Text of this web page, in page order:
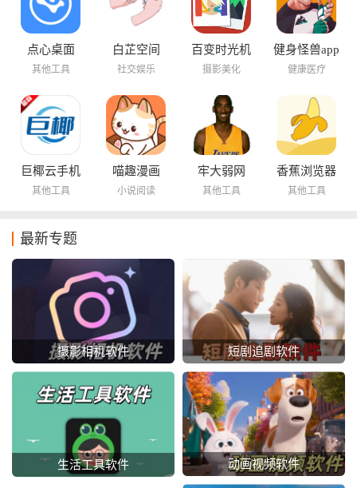
点心桌面
其他工具
白芷空间
社交娱乐
百变时光机
摄影美化
健身怪兽app
健康医疗
巨椰云手机
其他工具
喵趣漫画
小说阅读
牢大弱网
其他工具
香蕉浏览器
其他工具
最新专题
摄影相机软件 短剧追剧软件
生活工具软件 动画视频软件